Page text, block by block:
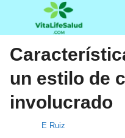
un estilo de
involucrado
E Ruiz